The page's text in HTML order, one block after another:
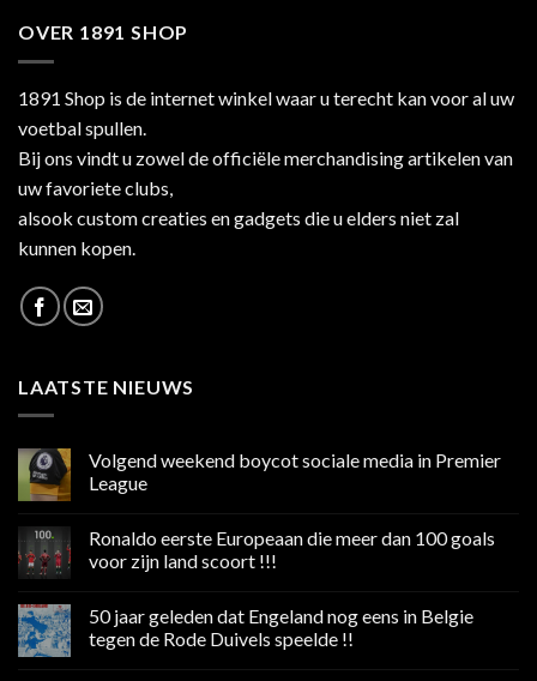
OVER 1891 SHOP
1891 Shop is de internet winkel waar u terecht kan voor al uw
voetbal spullen.
Bij ons vindt u zowel de officiële merchandising artikelen van
uw favoriete clubs,
alsook custom creaties en gadgets die u elders niet zal
kunnen kopen.
LAATSTE NIEUWS
Volgend weekend boycot sociale media in Premier
League
op
weekend
media
in
Premier
Ronaldo eerste Europeaan die meer dan 100 goals
voor zijn land scoort !!!
op
Ronaldo
eerste
50 jaar geleden dat Engeland nog eens in Belgie
tegen de Rode Duivels speelde !!